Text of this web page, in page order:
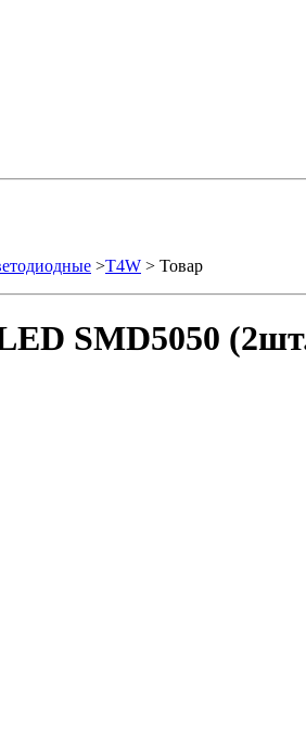
>T4W > Товар
SMD5050